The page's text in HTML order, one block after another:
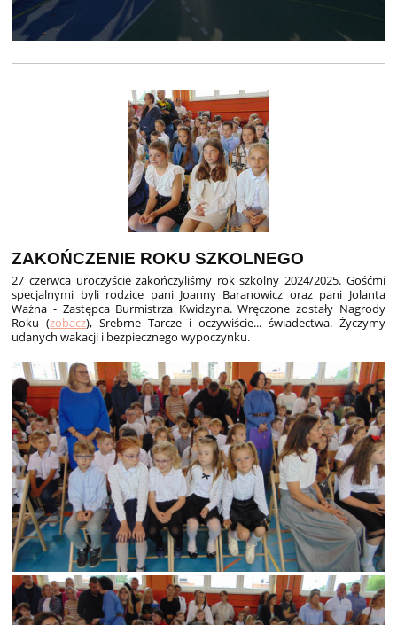
ZAKOŃCZENIE ROKU SZKOLNEGO
27 czerwca uroczyście zakończyliśmy rok szkolny 2024/2025. Gośćmi
specjalnymi byli rodzice pani Joanny Baranowicz oraz pani Jolanta
Ważna - Zastępca Burmistrza Kwidzyna. Wręczone zostały Nagrody
Roku (zobacz), Srebrne Tarcze i oczywiście... świadectwa. Życzymy
udanych wakacji i bezpiecznego wypoczynku.